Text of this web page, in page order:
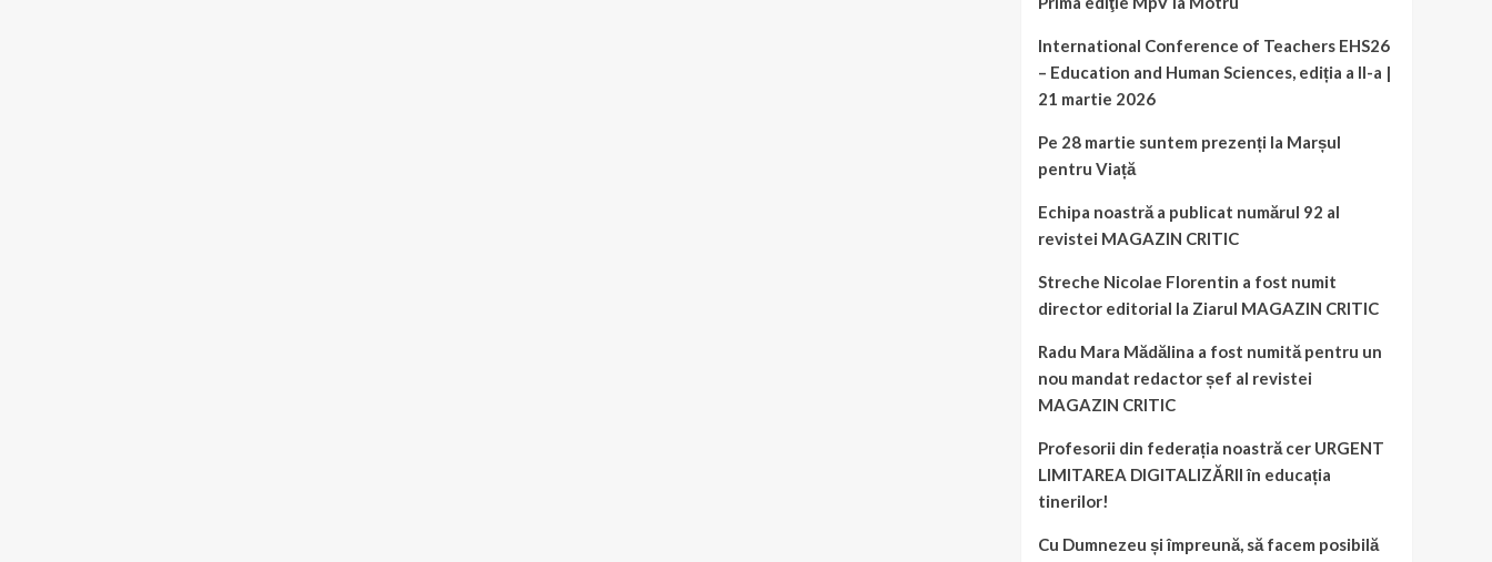
International Conference of Teachers EHS26
– Education and Human Sciences, ediția a II-a |
21 martie 2026
Pe 28 martie suntem prezenți la Marșul
pentru Viață
Echipa noastră a publicat numărul 92 al
revistei MAGAZIN CRITIC
Streche Nicolae Florentin a fost numit
director editorial la Ziarul MAGAZIN CRITIC
Radu Mara Mădălina a fost numită pentru un
nou mandat redactor șef al revistei
MAGAZIN CRITIC
Profesorii din federația noastră cer URGENT
LIMITAREA DIGITALIZĂRII în educația
tinerilor!
Cu Dumnezeu și împreună, să facem posibilă